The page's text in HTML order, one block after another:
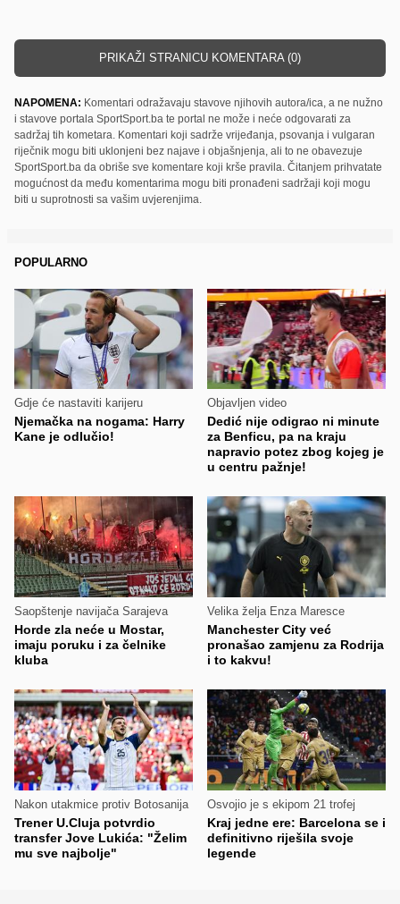
PRIKAŽI STRANICU KOMENTARA (0)
NAPOMENA: Komentari odražavaju stavove njihovih autora/ica, a ne nužno
i stavove portala SportSport.ba te portal ne može i neće odgovarati za
sadržaj tih kometara. Komentari koji sadrže vrijeđanja, psovanja i vulgaran
riječnik mogu biti uklonjeni bez najave i objašnjenja, ali to ne obavezuje
SportSport.ba da obriše sve komentare koji krše pravila. Čitanjem prihvatate
mogućnost da među komentarima mogu biti pronađeni sadržaji koji mogu
biti u suprotnosti sa vašim uvjerenjima.
POPULARNO
Gdje će nastaviti karijeru
Njemačka na nogama: Harry
Kane je odlučio!
Objavljen video
Dedić nije odigrao ni minute
za Benficu, pa na kraju
napravio potez zbog kojeg je
u centru pažnje!
Saopštenje navijača Sarajeva
Horde zla neće u Mostar,
imaju poruku i za čelnike
kluba
Velika želja Enza Maresce
Manchester City već
pronašao zamjenu za Rodrija
i to kakvu!
Nakon utakmice protiv Botosanija
Trener U.Cluja potvrdio
transfer Jove Lukića: "Želim
mu sve najbolje"
Osvojio je s ekipom 21 trofej
Kraj jedne ere: Barcelona se i
definitivno riješila svoje
legende